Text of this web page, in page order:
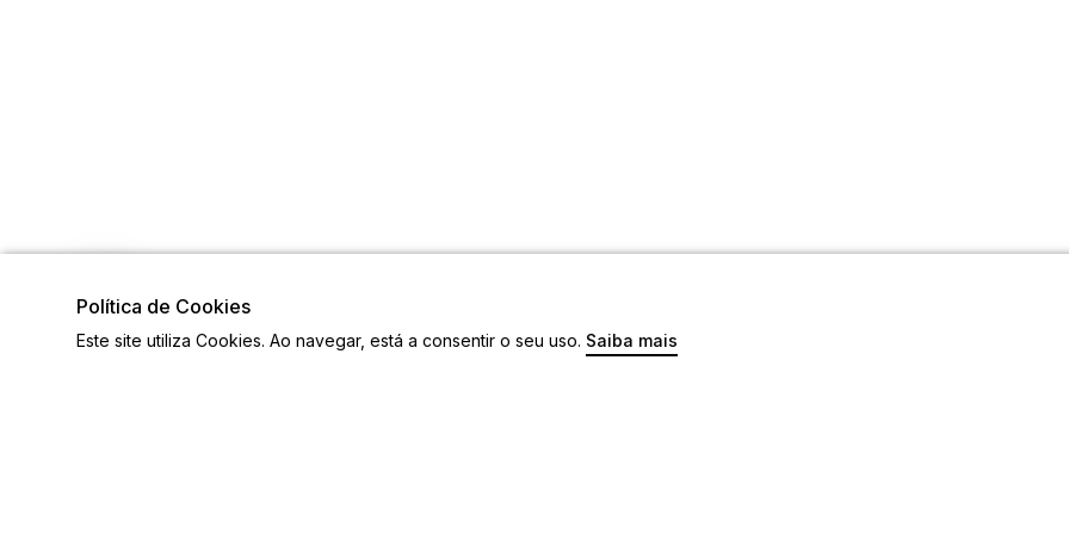
Política de Cookies
Este site utiliza Cookies. Ao navegar, está a consentir o seu uso. Saiba mais